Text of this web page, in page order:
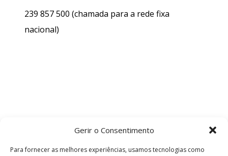
Gerir o Consentimento
Para fornecer as melhores experiências, usamos tecnologias como
239 857 500 (chamada para a rede fixa
nacional)